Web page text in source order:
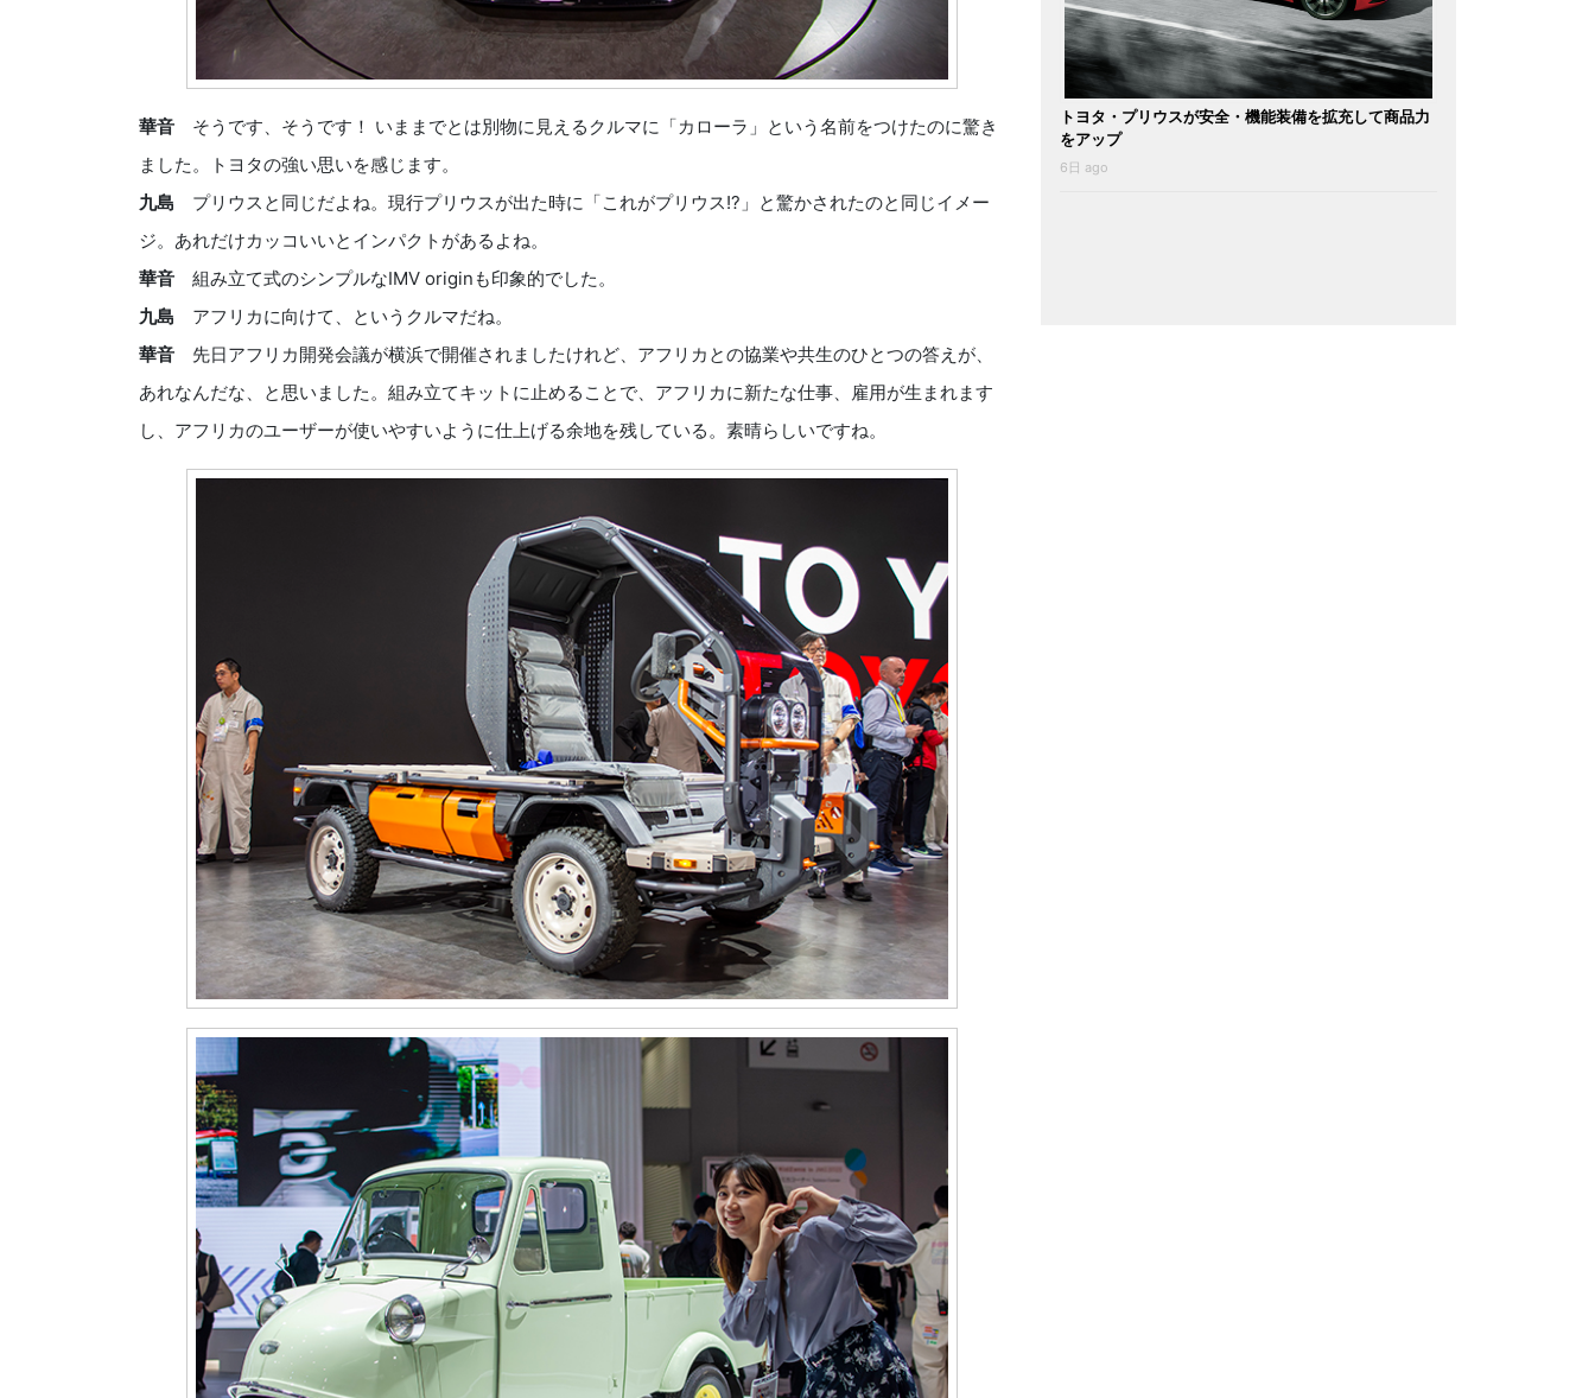
華音 そうです、そうです！ いままでとは別物に見えるクルマに「カローラ」という名前をつけたのに驚き
ました。トヨタの強い思いを感じます。
九島 プリウスと同じだよね。現行プリウスが出た時に「これがプリウス!?」と驚かされたのと同じイメー
ジ。あれだけカッコいいとインパクトがあるよね。
華音 組み立て式のシンプルなIMV originも印象的でした。
九島 アフリカに向けて、というクルマだね。
華音 先日アフリカ開発会議が横浜で開催されましたけれど、アフリカとの協業や共生のひとつの答えが、
あれなんだな、と思いました。組み立てキットに止めることで、アフリカに新たな仕事、雇用が生まれます
し、アフリカのユーザーが使いやすいように仕上げる余地を残している。素晴らしいですね。
トヨタ・プリウスが安全・機能装備を拡充して商品力
をアップ
6日 ago